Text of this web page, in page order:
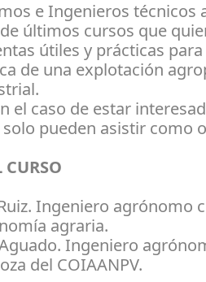
e Ingenieros técnicos
últimos cursos que
útiles y prácticas
de una explotación
el caso de estar
pueden asistir como
Ingeniero agrónomo
agraria.
Ingeniero
del COIAANPV.